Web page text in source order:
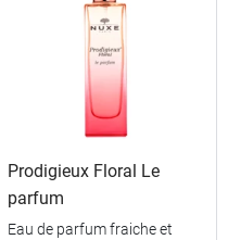
Prodigieux Floral Le
parfum
Eau de parfum fraiche et